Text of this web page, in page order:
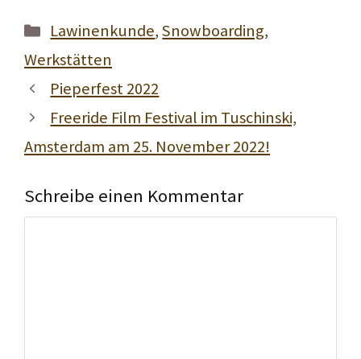
Kategorien
Lawinenkunde,Snowboarding,
Werkstätten
Pieperfest 2022
Freeride Film Festival im Tuschinski,
Amsterdam am 25. November 2022!
Schreibe einen Kommentar